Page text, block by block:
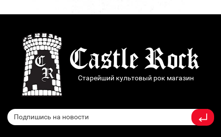
Старейший культовый рок магазин